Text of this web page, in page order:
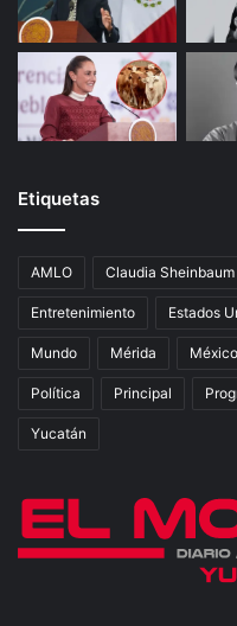
Etiquetas
AMLO Claudia
Entretenimiento Estados
Mundo Mérida México
Política Principal
Yucatán